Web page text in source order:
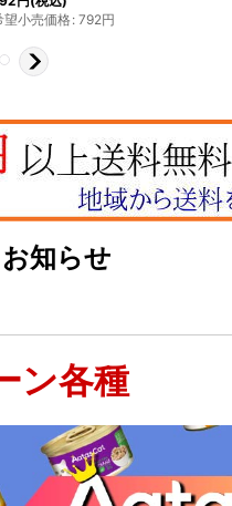
希望小売価格
知らせ
ン各種